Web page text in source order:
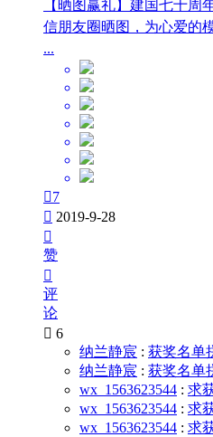
【晒图赢礼】建国七十周
信朋友圈晒图，为心爱的
...
7
 2019-9-28

赞

评
论
 6
纳兰静宸 : 获奖名单
纳兰静宸 : 获奖名单
wx_1563623544 : 求
wx_1563623544 : 求
wx_1563623544 : 求